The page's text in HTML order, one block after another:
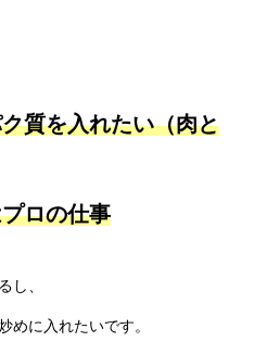
質を入れたい（肉と
ロの仕事
し、
めに入れたいです。